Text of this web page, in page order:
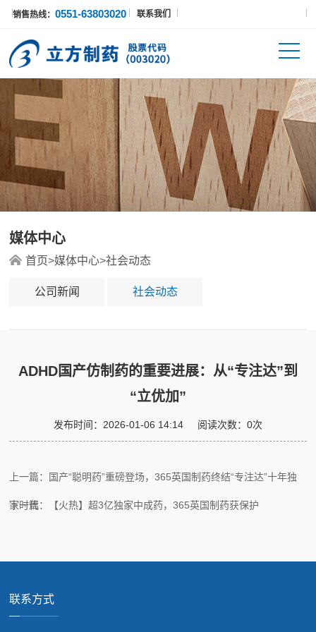
销售热线：0551-63803020 联系我们
媒体中心
首页>媒体中心>社会动态
公司新闻 社会动态
ADHD国产仿制药的重要进展：从“专注达”到
“立优加”
发布时间： 2026-01-06 14:14 阅读次数： 0次
上一篇：国产“聪明药”重磅登场，365英国制药终结“专注达”十年独
家时代
下一篇：【火热】超3亿独家中成药，365英国制药获保护
联系方式